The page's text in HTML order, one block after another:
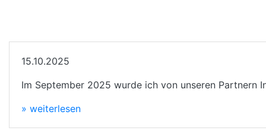
15.10.2025
Im September 2025 wurde ich von unseren Partnern
» weiterlesen